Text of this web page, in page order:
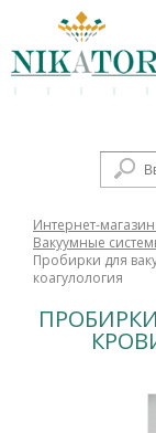
Интернет-
Вакуумные
Пробирки для
коагулология